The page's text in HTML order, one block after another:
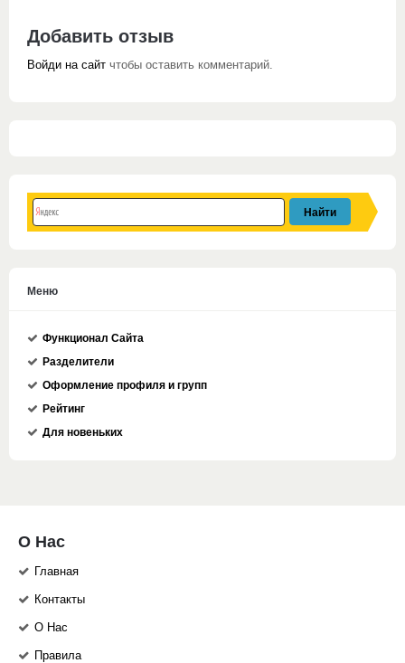
Добавить отзыв
Войди на сайт чтобы оставить комментарий.
Меню
Функционал Сайта
Разделители
Оформление профиля и групп
Рейтинг
Для новеньких
О Нас
Главная
Контакты
О Нас
Правила